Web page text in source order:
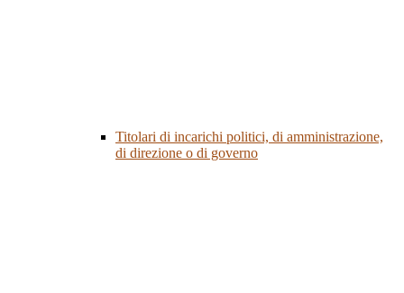
Titolari di incarichi politici, di amministrazione,
di direzione o di governo